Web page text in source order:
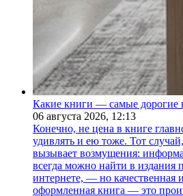
Какие книги — самые дорогие
06 августа 2026, 12:13
Конечно, не цена в книге
удивлять и ею тоже. Тот
вызывает возмущения:
всегда можно найти в издания
интернете, — но качественная
оформленная книга — это